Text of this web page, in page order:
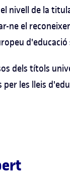
nivell de la
ne el
d'educació
dels títols
les lleis